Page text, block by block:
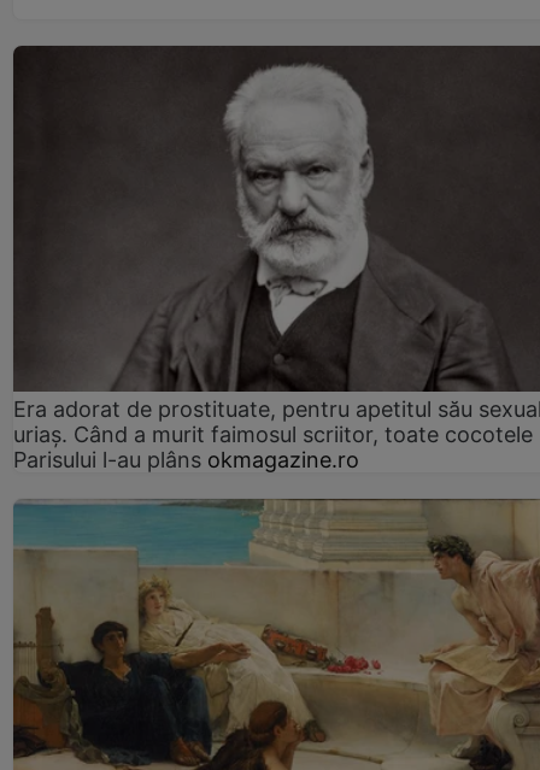
Era adorat de prostituate, pentru apetitul său
uriaș. Când a murit faimosul scriitor, toate cocotele
Parisului l-au plâns okmagazine.ro